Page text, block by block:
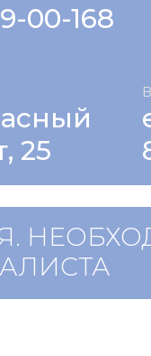
00-168
25